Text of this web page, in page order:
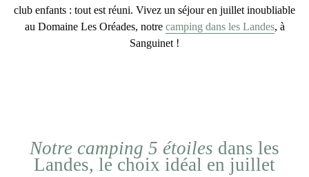
club enfants : tout est réuni. Vivez un séjour en juillet inoubliable
au Domaine Les Oréades, notre camping dans les Landes, à
Sanguinet !
Notre camping 5 étoiles dans les
Landes, le choix idéal en juillet